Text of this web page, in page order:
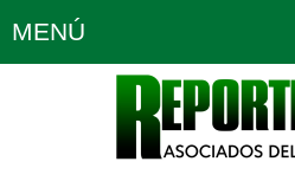
MENÚ
Política Opinión
Planeta Tierra